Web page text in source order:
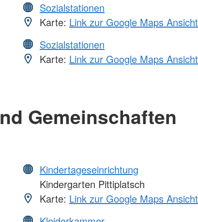
Sozialstationen
Karte: Link zur Google Maps Ansicht
Sozialstationen
Karte: Link zur Google Maps Ansicht
Gemeinschaften
Kindertageseinrichtung
Kindergarten Pittiplatsch
Karte: Link zur Google Maps Ansicht